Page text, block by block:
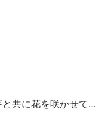
共に花を咲かせて…